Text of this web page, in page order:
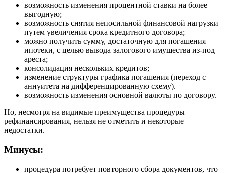
возможность изменения процентной ставки на более
выгодную;
возможность снятия непосильной финансовой нагрузки
путем увеличения срока кредитного договора;
можно получить сумму, достаточную для погашения
ипотеки, с целью вывода залогового имущества из-под
ареста;
консолидация нескольких кредитов;
изменение структуры графика погашения (переход с
аннуитета на дифференцированную схему).
возможность изменения основной валюты по договору.
Но, несмотря на видимые преимущества процедуры
рефинансирования, нельзя не отметить и некоторые
недостатки.
Минусы:
процедура потребует повторного сбора документов, что